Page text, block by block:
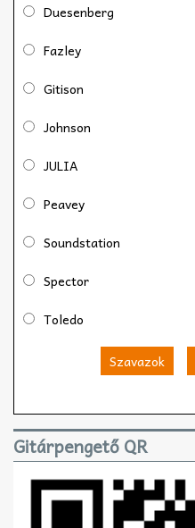
Duesenberg
Fazley
Gitison
Johnson
JULIA
Peavey
Soundstation
Spector
Toledo
Szavazok
Gitárpengető QR